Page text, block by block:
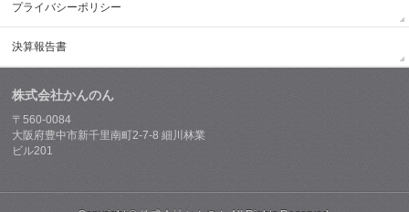
プライバシーポリシー
決算報告書
株式会社かんのん
〒560-0084
大阪府豊中市新千里南町2-7-8 細川林業
ビル201